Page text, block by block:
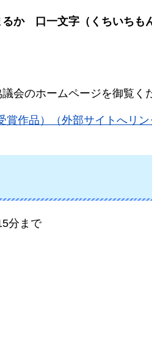
るか 口一文字（くちいちも
会のホームページを御覧く
作品）（外部サイトへリン
分まで